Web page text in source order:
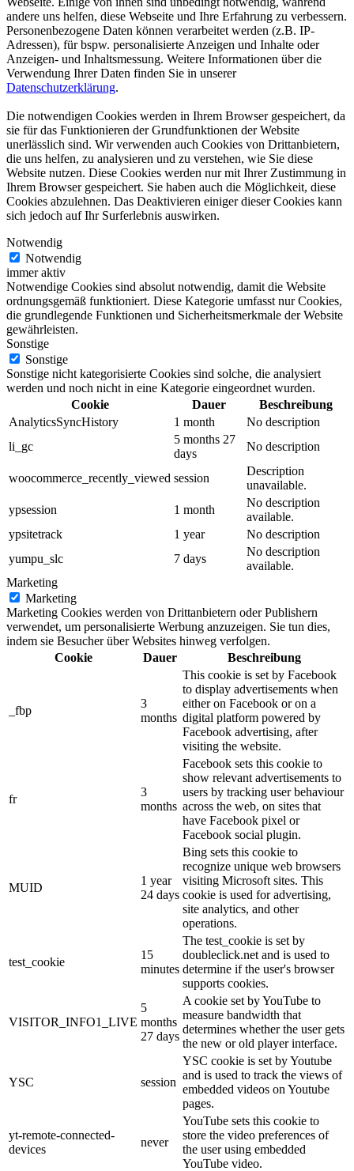
andere uns helfen, diese Webseite und Ihre Erfahrung zu verbessern.
Personenbezogene Daten können verarbeitet werden (z.B. IP-
Adressen), für bspw. personalisierte Anzeigen und Inhalte oder
Anzeigen- und Inhaltsmessung. Weitere Informationen über die
Verwendung Ihrer Daten finden Sie in unserer
Datenschutzerklärung.
Die notwendigen Cookies werden in Ihrem Browser gespeichert, da
sie für das Funktionieren der Grundfunktionen der Website
unerlässlich sind. Wir verwenden auch Cookies von Drittanbietern,
die uns helfen, zu analysieren und zu verstehen, wie Sie diese
Website nutzen. Diese Cookies werden nur mit Ihrer Zustimmung in
Ihrem Browser gespeichert. Sie haben auch die Möglichkeit, diese
Cookies abzulehnen. Das Deaktivieren einiger dieser Cookies kann
sich jedoch auf Ihr Surferlebnis auswirken.
Notwendig
Notwendig
immer aktiv
Notwendige Cookies sind absolut notwendig, damit die Website
ordnungsgemäß funktioniert. Diese Kategorie umfasst nur Cookies,
die grundlegende Funktionen und Sicherheitsmerkmale der Website
gewährleisten.
Sonstige
Sonstige
Sonstige nicht kategorisierte Cookies sind solche, die analysiert
werden und noch nicht in eine Kategorie eingeordnet wurden.
Cookie
Dauer
Beschreibung
AnalyticsSyncHistory
1 month
No description
li_gc
5 months 27
days
No description
woocommerce_recently_viewed session
Description
unavailable.
ypsession
1 month
No description
available.
ypsitetrack
1 year
No description
yumpu_slc
7 days
No description
available.
Marketing
Marketing
Marketing Cookies werden von Drittanbietern oder Publishern
verwendet, um personalisierte Werbung anzuzeigen. Sie tun dies,
indem sie Besucher über Websites hinweg verfolgen.
Cookie
Dauer Beschreibung
_fbp
3
months
This cookie is set by Facebook
to display advertisements when
either on Facebook or on a
digital platform powered by
Facebook advertising, after
visiting the website.
fr
3
months
Facebook sets this cookie to
show relevant advertisements to
users by tracking user behaviour
across the web, on sites that
have Facebook pixel or
Facebook social plugin.
MUID
1 year
24 days
Bing sets this cookie to
recognize unique web browsers
visiting Microsoft sites. This
cookie is used for advertising,
site analytics, and other
operations.
test_cookie
15
minutes
The test_cookie is set by
doubleclick.net and is used to
determine if the user's browser
supports cookies.
VISITOR_INFO1_LIVE
5
months
27 days
A cookie set by YouTube to
measure bandwidth that
determines whether the user gets
the new or old player interface.
YSC session
YSC cookie is set by Youtube
and is used to track the views of
embedded videos on Youtube
pages.
yt-remote-connected-
devices
never
YouTube sets this cookie to
store the video preferences of
the user using embedded
YouTube video.